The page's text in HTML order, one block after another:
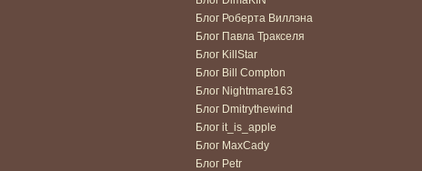
Блог Роберта Виллэна
Блог Павла Тракселя
Блог KillStar
Блог Bill Compton
Блог Nightmare163
Блог Dmitrythewind
Блог it_is_apple
Блог MaxCady
Блог Petr